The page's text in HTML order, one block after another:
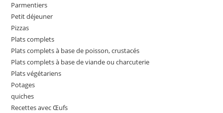
Parmentiers
Petit déjeuner
Pizzas
Plats complets
Plats complets à base de poisson, crustacés
Plats complets à base de viande ou charcuterie
Plats végétariens
Potages
quiches
Recettes avec Œufs